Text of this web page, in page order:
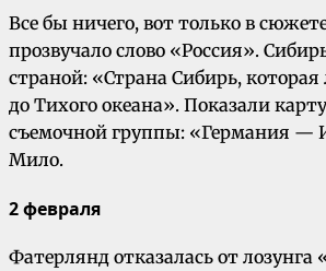
Все бы ничего, вот только в
прозвучало слово «Россия».
страной: «Страна Сибирь,
до Тихого океана». Показали
съемочной группы: «Германия —
Мило.
2 февраля
Фатерлянд отказалась от лозунга